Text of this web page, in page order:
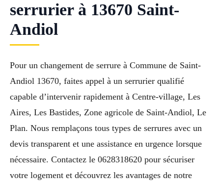
serrurier à 13670 Saint-
Andiol
Pour un changement de serrure à Commune de Saint-
Andiol 13670, faites appel à un serrurier qualifié
capable d’intervenir rapidement à Centre-village, Les
Aires, Les Bastides, Zone agricole de Saint-Andiol, Le
Plan. Nous remplaçons tous types de serrures avec un
devis transparent et une assistance en urgence lorsque
nécessaire. Contactez le 0628318620 pour sécuriser
votre logement et découvrez les avantages de notre